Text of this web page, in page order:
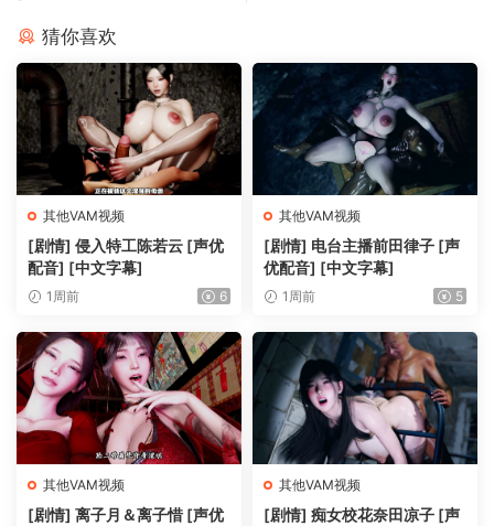
猜你喜欢
其他VAM视频
[剧情] 侵入特工陈若云 [声优
配音] [中文字幕]
1周前 6
其他VAM视频
[剧情] 电台主播前田律子 [声
优配音] [中文字幕]
1周前 5
其他VAM视频
[剧情] 离子月＆离子惜 [声优
其他VAM视频
[剧情] 痴女校花奈田凉子 [声